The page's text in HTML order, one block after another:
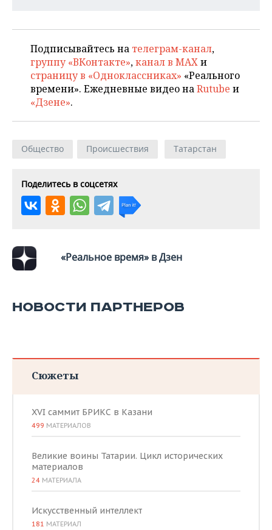
Подписывайтесь на телеграм-канал,
группу «ВКонтакте»,канал в MAXи
страницу в «Одноклассниках» «Реального
времени». Ежедневные видео наRutube и
«Дзене».
Общество Происшествия Татарстан
Поделитесь в соцсетях
«Реальное время» в Дзен
НОВОСТИ ПАРТНЕРОВ
Сюжеты
XVI саммит БРИКС в Казани
499 МАТЕРИАЛОВ
Великие воины Татарии. Цикл исторических
материалов
24 МАТЕРИАЛА
Искусственный интеллект
181 МАТЕРИАЛ